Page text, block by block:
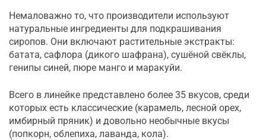
Немаловажно то, что производители используют
натуральные ингредиенты для подкрашивания
сиропов. Они включают растительные экстракты:
батата, сафлора (дикого шафрана), сушёной свёклы,
генипы синей, пюре манго и маракуйи.
Всего в линейке представлено более 35 вкусов, среди
которых есть классические (карамель, лесной орех,
имбирный пряник) и довольно необычные вкусы
(попкорн, облепиха, лаванда, кола).